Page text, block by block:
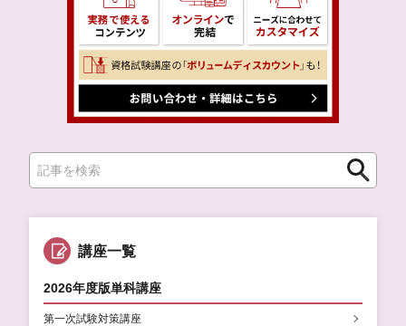
索
検
講座一覧
2026年度版単科講座
第一次試験対策講座